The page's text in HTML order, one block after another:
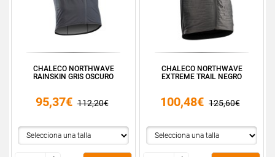
CHALECO NORTHWAVE
RAINSKIN GRIS OSCURO
95,37€ 112,20€
CHALECO NORTHWAVE
EXTREME TRAIL NEGRO
100,48€ 125,60€